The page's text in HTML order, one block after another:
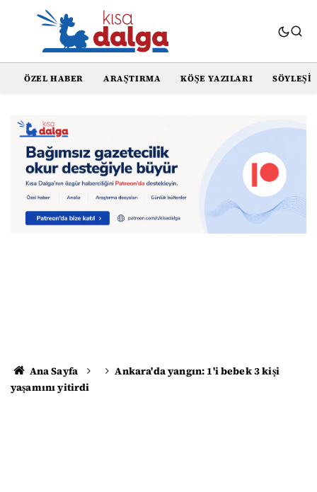
ÖZEL HABER ARAŞTIRMA KÖŞE YAZILARI SÖYLEŞI
Ana Sayfa
Ankara'da yangın: 1'i bebek 3 kişi
yaşamını yitirdi